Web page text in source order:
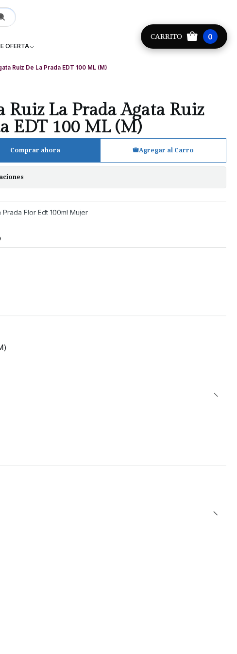
CARRITO 0
OFERTA
- Providencia +56 9 8881 9171
Ruiz De La Prada EDT 100 ML (M)
Ruiz La Prada Agata Ruiz
EDT 100 ML (M)
Agregar al Carro
Comprar ahora
Flor Edt 100ml Mujer